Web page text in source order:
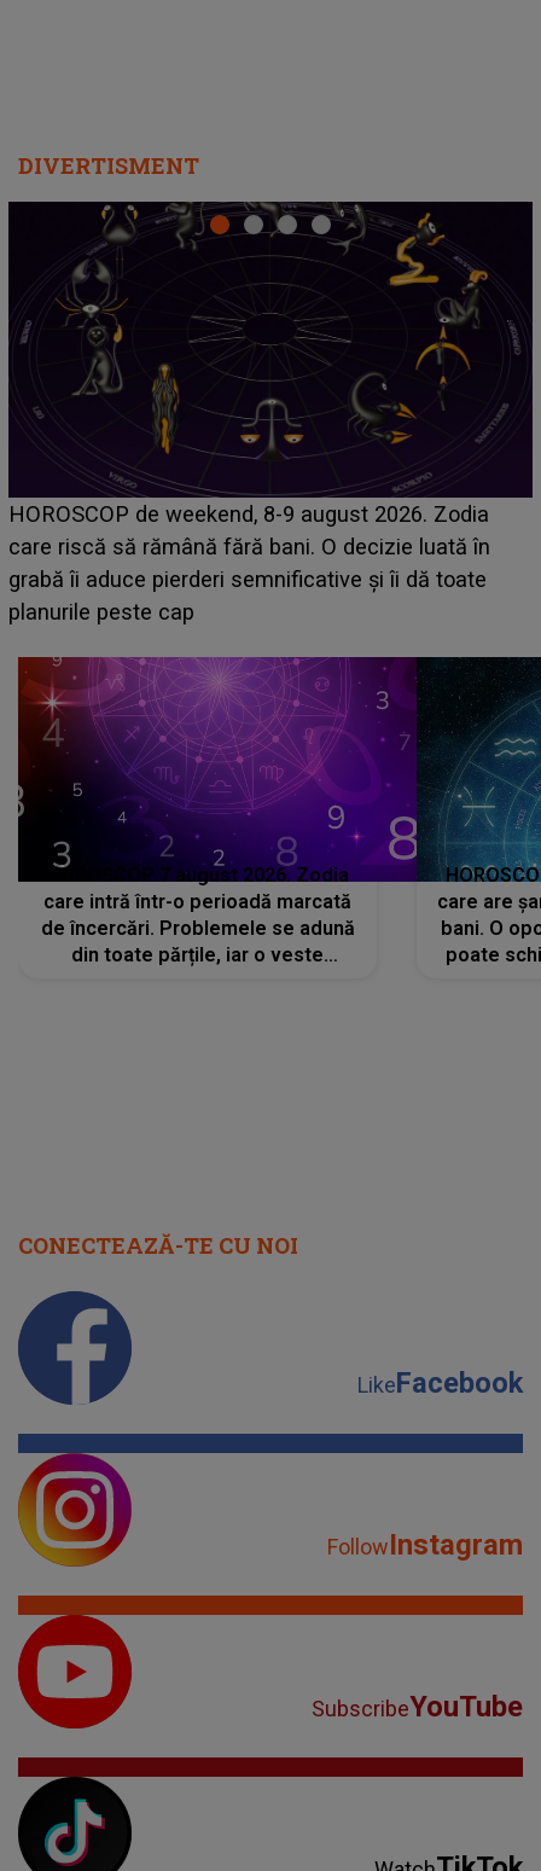
DIVERTISMENT
Emanuel a ținut ACEST DETALIU ASCUNS până
acum! În fața Alexandrei, concurentul din Casa Iubirii
face o MĂRTURISIRE NEAȘTEPTATĂ despre mama
sa: "I-am spus și ei în față, eu nu te iubesc pentru
HOROSCOP 7 august 2026. Zodia
care intră într-o perioadă marcată
de încercări. Problemele se adună
din toate părțile, iar o veste
care are
bani. O
poate
CONECTEAZĂ-TE CU NOI
LikeFacebook
FollowInstagram
SubscribeYouTube